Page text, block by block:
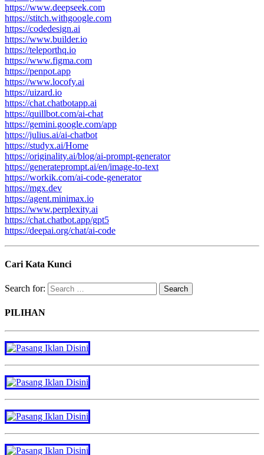
https://www.deepseek.com
https://stitch.withgoogle.com
https://codedesign.ai
https://www.builder.io
https://teleporthq.io
https://www.figma.com
https://penpot.app
https://www.locofy.ai
https://uizard.io
https://chat.chatbotapp.ai
https://quillbot.com/ai-chat
https://gemini.google.com/app
https://julius.ai/ai-chatbot
https://studyx.ai/Home
https://originality.ai/blog/ai-prompt-generator
https://generateprompt.ai/en/image-to-text
https://workik.com/ai-code-generator
https://mgx.dev
https://agent.minimax.io
https://www.perplexity.ai
https://chat.chatbot.app/gpt5
https://deepai.org/chat/ai-code
Cari Kata Kunci
Search for:
PILIHAN